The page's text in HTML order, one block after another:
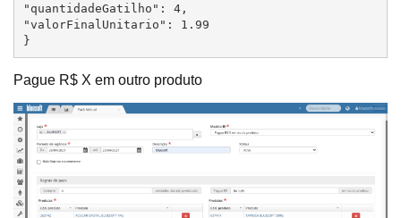
"quantidadeGatilho": 4,
"valorFinalUnitario": 1.99
}
Pague R$ X em outro produto